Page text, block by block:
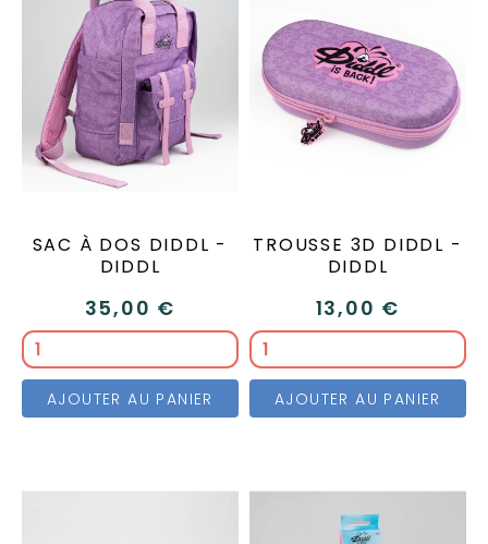
SAC À DOS DIDDL -
DIDDL
35,00 €
AJOUTER AU PANIER
TROUSSE 3D DIDDL -
DIDDL
13,00 €
AJOUTER AU PANIER